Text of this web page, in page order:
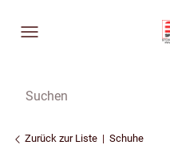
Zurück zur Liste Schuhe